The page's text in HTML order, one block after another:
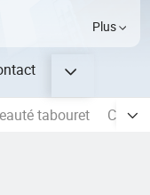
Plus
tabouret